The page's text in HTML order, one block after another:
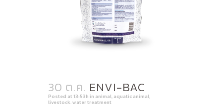
30 ต.ค. ENVI-BAC
Posted at 13:53h in animal, aquatic animal,
livestock,water treatment